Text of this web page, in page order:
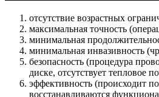
отсутствие возрастных
максимальная точность
минимальная
минимальная инвазивность
безопасность (процедура
диске, отсутствует тепловое
эффективность (происходит
восстанавливаются